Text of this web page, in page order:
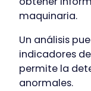
maquinaria.
Un análisis
indicadores
permite la
anormales.